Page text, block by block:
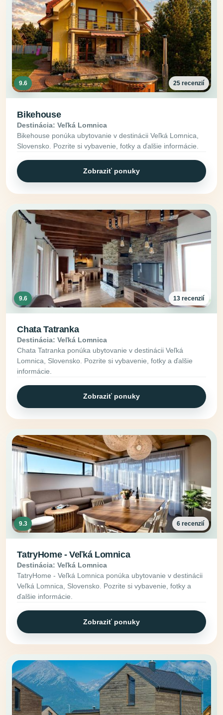
9.6 25 recenzií
Bikehouse
Destinácia: Veľká Lomnica
Bikehouse ponúka ubytovanie v destinácii Veľká Lomnica,
Slovensko. Pozrite si vybavenie, fotky a ďalšie informácie.
Zobraziť ponuky
9.6 13 recenzií
Chata Tatranka
Destinácia: Veľká Lomnica
Chata Tatranka ponúka ubytovanie v destinácii Veľká
Lomnica, Slovensko. Pozrite si vybavenie, fotky a ďalšie
informácie.
Zobraziť ponuky
9.3 6 recenzií
TatryHome - Veľká Lomnica
Destinácia: Veľká Lomnica
TatryHome - Veľká Lomnica ponúka ubytovanie v destinácii
Veľká Lomnica, Slovensko. Pozrite si vybavenie, fotky a
ďalšie informácie.
Zobraziť ponuky